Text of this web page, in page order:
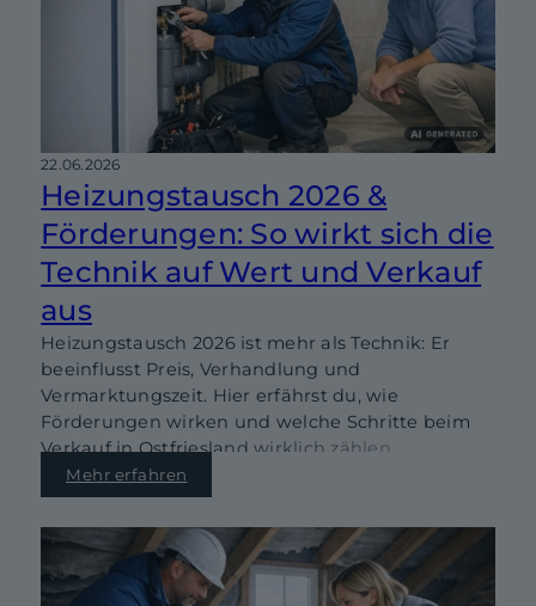
22.06.2026
Heizungstausch 2026 &
Förderungen: So wirkt sich die
Technik auf Wert und Verkauf
aus
Heizungstausch 2026 ist mehr als Technik: Er
beeinflusst Preis, Verhandlung und
Vermarktungszeit. Hier erfährst du, wie
Förderungen wirken und welche Schritte beim
Verkauf in Ostfriesland wirklich zählen.
Mehr erfahren